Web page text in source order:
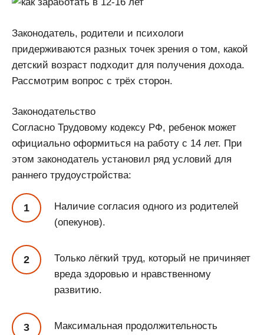
Законодатель, родители и психологи
придерживаются разных точек зрения о том, какой
детский возраст подходит для получения дохода.
Рассмотрим вопрос с трёх сторон.
Законодательство
Согласно Трудовому кодексу РФ, ребенок может
официально оформиться на работу с 14 лет. При
этом законодатель установил ряд условий для
раннего трудоустройства:
Наличие согласия одного из родителей
(опекунов).
Только лёгкий труд, который не причиняет
вреда здоровью и нравственному
развитию.
Максимальная продолжительность